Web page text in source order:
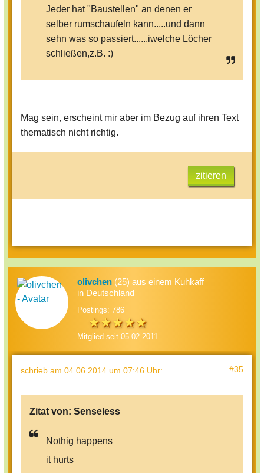
Jeder hat "Baustellen" an denen er
selber rumschaufeln kann.....und dann
sehn was so passiert......iwelche Löcher
schließen,z.B. :)
Mag sein, erscheint mir aber im Bezug auf ihren Text
thematisch nicht richtig.
zitieren
olivchen (25) aus einem Kuhkaff
in Deutschland
Postings: 786
Mitglied seit 05.02.2011
schrieb am 04.06.2014 um 07:46 Uhr: #35
Zitat von: Senseless
Nothig happens
it hurts